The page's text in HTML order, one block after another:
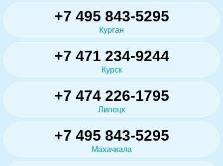
+7 495 843-5295
Курган
+7 471 234-9244
Курск
+7 474 226-1795
Липецк
+7 495 843-5295
Махачкала